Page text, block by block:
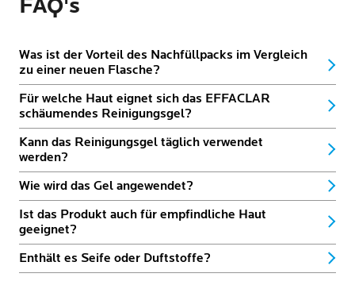
FAQ's
Was ist der Vorteil des Nachfüllpacks im Vergleich
zu einer neuen Flasche?
Für welche Haut eignet sich das EFFACLAR
schäumendes Reinigungsgel?
Kann das Reinigungsgel täglich verwendet
werden?
Wie wird das Gel angewendet?
Ist das Produkt auch für empfindliche Haut
geeignet?
Enthält es Seife oder Duftstoffe?